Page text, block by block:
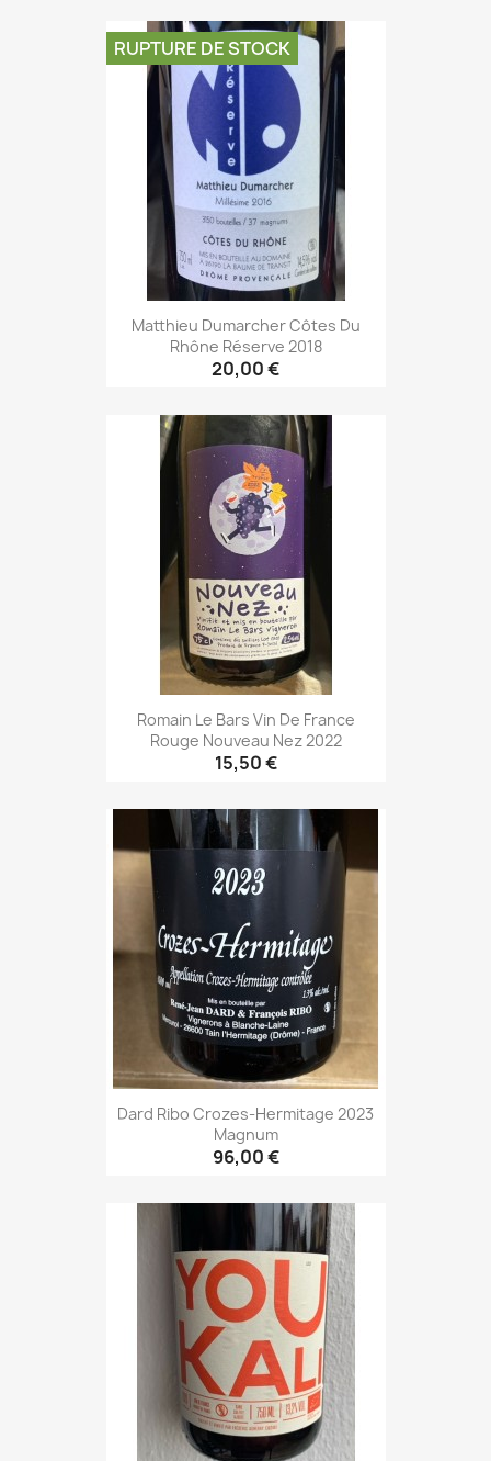
Matthieu Dumarcher Côtes Du
Rhône Réserve 2018
20,00 €
RUPTURE DE STOCK
Romain Le Bars Vin De France
Rouge Nouveau Nez 2022
15,50 €
Dard Ribo Crozes-Hermitage 2023
Magnum
96,00 €